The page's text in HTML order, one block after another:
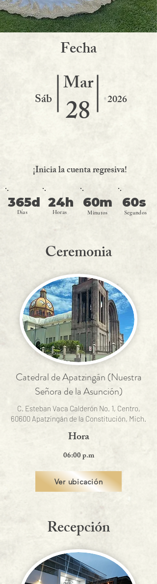
Fecha
2026
28
Mar
Sáb
¡Inicia la cuenta regresiva!
365d 24h 60m 60s
Días Horas Minutos Segundos
Ceremonia
Catedral de Apatzingán (Nuestra
Señora de la Asunción)
C. Esteban Vaca Calderón No. 1, Centro,
60600 Apatzingán de la Constitución, Mich.
Hora
06:00 p.m
Ver ubicación
Recepción